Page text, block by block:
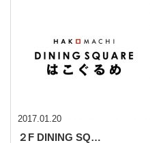
2017.01.20
２F DINING SQ…